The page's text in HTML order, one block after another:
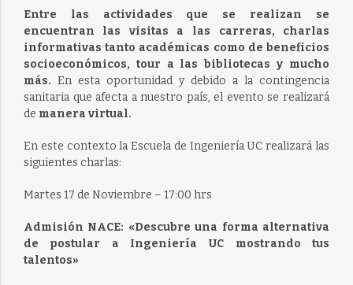
Entre las actividades que se realizan se
encuentran las visitas a las carreras, charlas
informativas tanto académicas como de beneficios
socioeconómicos, tour a las bibliotecas y mucho
más. En esta oportunidad y debido a la contingencia
sanitaria que afecta a nuestro país, el evento se realizará
de manera virtual.
En este contexto la Escuela de Ingeniería UC realizará las
siguientes charlas:
Martes 17 de Noviembre – 17:00 hrs
Admisión NACE: «Descubre una forma alternativa
de postular a Ingeniería UC mostrando tus
talentos»